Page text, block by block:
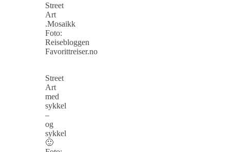
Street
Art
.Mosaikk
Foto:
Reisebloggen
Favorittreiser.no
Street
Art
med
sykkel
–
og
sykkel
🙂